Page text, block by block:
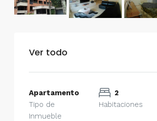
Ver todo
Apartamento
Tipo de
Inmueble
2
Habitaciones